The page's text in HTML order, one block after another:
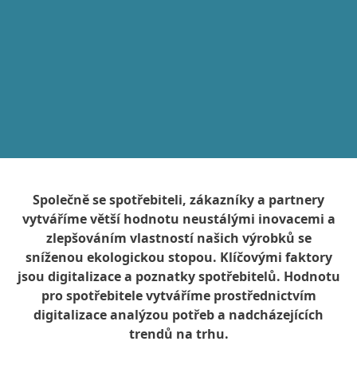
Společně se spotřebiteli, zákazníky a partnery
vytváříme větší hodnotu neustálými inovacemi a
zlepšováním vlastností našich výrobků se
sníženou ekologickou stopou. Klíčovými faktory
jsou digitalizace a poznatky spotřebitelů. Hodnotu
pro spotřebitele vytváříme prostřednictvím
digitalizace analýzou potřeb a nadcházejících
trendů na trhu.